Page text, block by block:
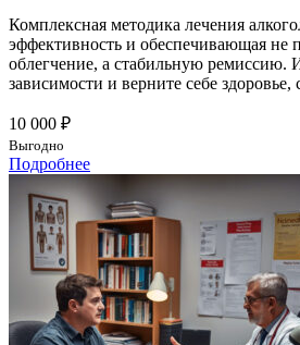
Комплексная методика лечения
эффективность и обеспечивающая не
облегчение, а стабильную ремиссию.
зависимости и верните себе
10 000 ₽
Выгодно
Подробнее